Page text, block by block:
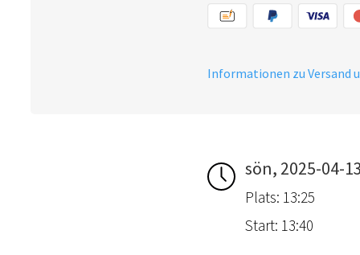
Informationen zu Versand
sön, 2025-04-13
Plats: 13:25
Start: 13:40